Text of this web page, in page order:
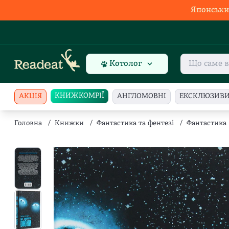
Котолог
АКЦІЯ КНИЖКОМРІЇ АНГЛОМОВНІ
Головна / Книжки / Фантастика та фентезі / Фантастика